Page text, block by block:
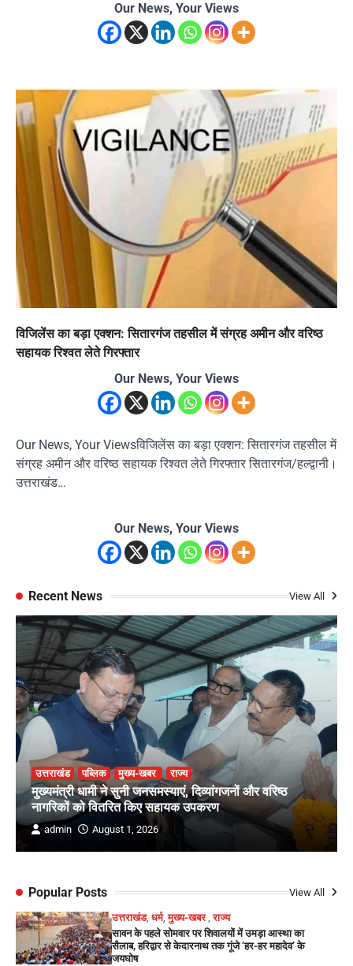
Our News, Your Views
विजिलेंस का बड़ा एक्शन: सितारगंज तहसील में संग्रह अमीन और वरिष्ठ
सहायक रिश्वत लेते गिरफ्तार
Our News, Your Views
Our News, Your Viewsविजिलेंस का बड़ा एक्शन: सितारगंज तहसील में
संग्रह अमीन और वरिष्ठ सहायक रिश्वत लेते गिरफ्तार सितारगंज/हल्द्वानी।
उत्तराखंड…
Our News, Your Views
Recent News View All
उत्तराखंड पब्लिक मुख्य-खबर राज्य
मुख्यमंत्री धामी ने सुनी जनसमस्याएं, दिव्यांगजनों और वरिष्ठ
नागरिकों को वितरित किए सहायक उपकरण
admin August 1, 2026
Popular Posts View All
उत्तराखंड,धर्म,मुख्य-खबर,राज्य
सावन के पहले सोमवार पर शिवालयों में उमड़ा आस्था का
सैलाब, हरिद्वार से केदारनाथ तक गूंजे ‘हर-हर महादेव’ के
जयघोष